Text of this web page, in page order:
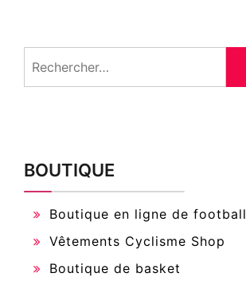
BOUTIQUE
Boutique en ligne de football
Vêtements Cyclisme Shop
Boutique de basket